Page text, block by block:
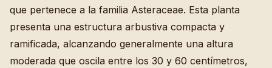
que pertenece a la familia Asteraceae. Esta planta
presenta una estructura arbustiva compacta y
ramificada, alcanzando generalmente una altura
moderada que oscila entre los 30 y 60 centímetros,